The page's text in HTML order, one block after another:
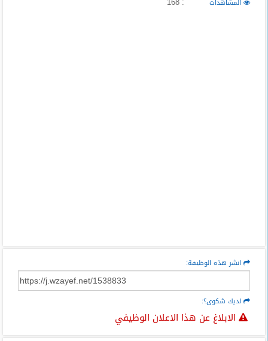
المشاهدات
انشر هذه الوظيفة:
لديك شكوى؟:
الابلاغ عن هذا الاعلان الوظيفي